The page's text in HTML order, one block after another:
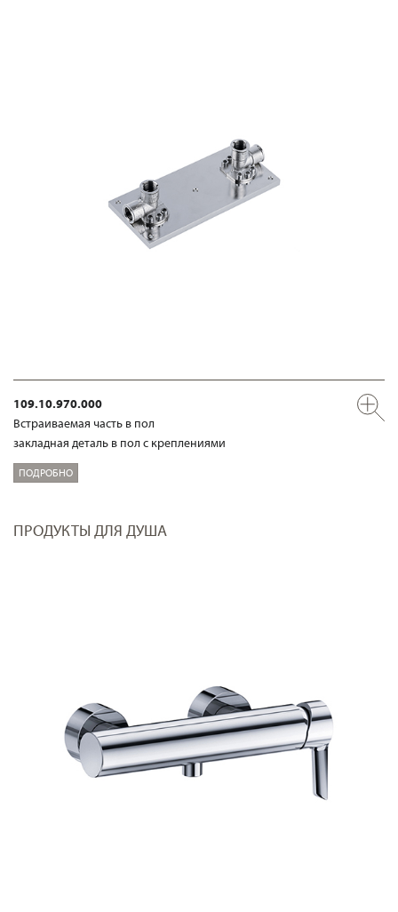
109.10.970.000
Встраиваемая часть в пол
закладная деталь в пол с креплениями
ПОДРОБНО
ПРОДУКТЫ ДЛЯ ДУША